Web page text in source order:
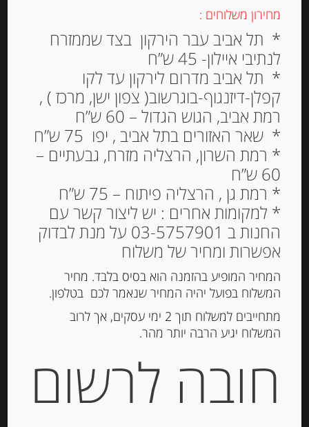
מעדן תפוחים, “Maxim’s”
₪34.00
המלאי אזל
מק"ט:3391860002974
קטגוריה:ריבות, דבש וממרחים מתוקים
תיאור
מחירון משלוחים :
* תל אביב עבר הירקון בצד שממזרח
לנתיבי איילון- 45 ש”ח
* תל אביב מדרום לירקון עד לקו
קפלן-דיזנגוף-בוגרשוב( צפון ישן, מרכז ) ,
רמת אביב, הגוש הגדול – 60 ש”ח
* שאר האזורים בתל אביב , יפו 75 ש”ח
* רמת השרון, הרצליה מזרח, גבעתיים –
60 ש”ח
* רמת גן , הרצליה פיתוח – 75 ש”ח
* למקומות אחרים : יש ליצור קשר עם
החנות ב 03-5757901 על מנת לבדוק
אפשרות ומחיר של משלוח
המחיר המופיע בהזמנה הוא בסיס בלבד. מחיר
המשלוח בפועל יהיה המחיר שנאמר לכם בטלפון.
מתחייבים למשלוח תוך 2 ימי עסקים, אך לרוב
המשלוח יגיע הרבה יותר מהר.
חובה לרשום